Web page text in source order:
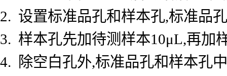
2. 设置标准品孔和样本孔,标准品
3. 样本孔先加待测样本10μL,再加
4. 除空白孔外,标准品孔和样本孔